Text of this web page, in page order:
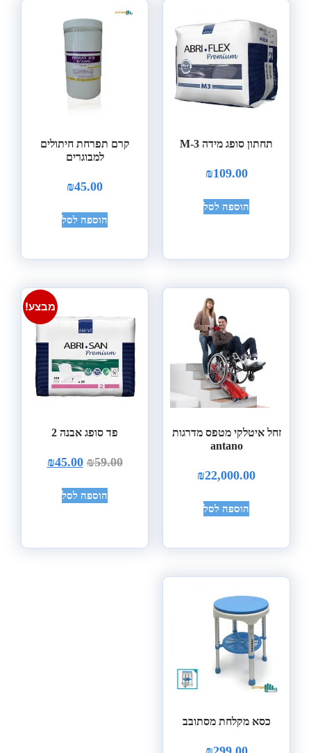
תחתון סופג מידה M-3
₪109.00
הוספה לסל
קרם תפרחת חיתולים
למבוגרים
₪45.00
הוספה לסל
זחל איטלקי מטפס מדרגות
antano
₪22,000.00
הוספה לסל
מבצע!
פד סופג אבנה 2
₪59.00
₪45.00
הוספה לסל
כסא מקלחת מסתובב